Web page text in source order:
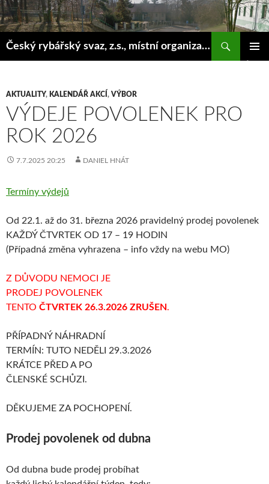
Český rybářský svaz, z.s., místní organizace Klášterec nad Ohří
Hledat
WEBU
AKTUALITY, KALENDÁŘ AKCÍ , VÝBOR
VÝDEJE POVOLENEK PRO
ROK 2026
7.7.2025 20:25 DANIEL HNÁT
Termíny výdejů
Od 22.1. až do 31. března 2026 pravidelný prodej povolenek
KAŽDÝ ČTVRTEK OD 17 – 19 HODIN
(Případná změna vyhrazena – info vždy na webu MO)
Z DŮVODU NEMOCI JE
PRODEJ POVOLENEK
TENTO ČTVRTEK 26.3.2026 ZRUŠEN.
PŘÍPADNÝ NÁHRADNÍ
TERMÍN: TUTO NEDĚLI 29.3.2026
KRÁTCE PŘED A PO
ČLENSKÉ SCHŮZI.
DĚKUJEME ZA POCHOPENÍ.
Prodej povolenek od dubna
Od dubna bude prodej probíhat